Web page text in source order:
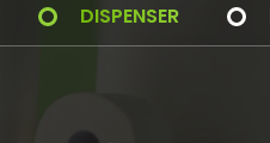
DISPENSER